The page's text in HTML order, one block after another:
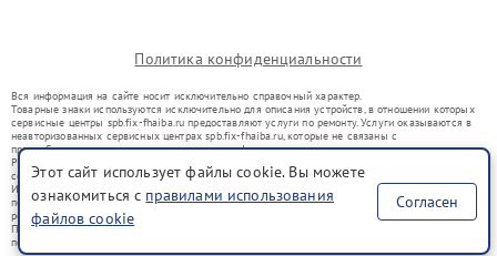
Политика конфиденциальности
Вся информация на сайте носит исключительно справочный характер.
Товарные знаки используются исключительно для описания устройств, в отношении которых
сервисные центры spb.fix-fhaiba.ru предоставляют услуги по ремонту. Услуги оказываются в
неавторизованных сервисных центрах spb.fix-fhaiba.ru, которые не связаны с
правообладателями товарных знаков или их официальными представителями.
Ремонт осуществляется для устройств, уже введенных в гражданский оборот в соответствии
со статьей 1487 ГК РФ.
Использование товарных знаков не преследует цели индивидуализации услуг или введения
потребителей в заблуждение, а служит для информирования о предоставляемых услугах по
ремонту техники указанных брендов.
Представленная на сайте информация не является публичной офертой, определяемой
положениями Статьи 437(2) Гражданского кодекса РФ
Этот сайт использует файлы cookie. Вы можете
ознакомиться с правилами использования
файлов cookie
Согласен